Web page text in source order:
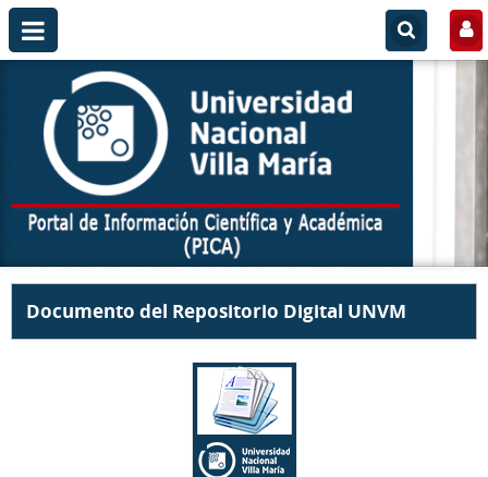
Documento del Repositorio Digital UNVM